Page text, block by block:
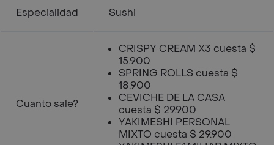
Especialidad Sushi
Cuanto sale?
CRISPY CREAM X3 cuesta $
15.900
SPRING ROLLS cuesta $
18.900
CEVICHE DE LA CASA
cuesta $ 29.900
YAKIMESHI PERSONAL
MIXTO cuesta $ 29.900